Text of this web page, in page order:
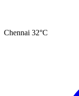
Chennai 32°C